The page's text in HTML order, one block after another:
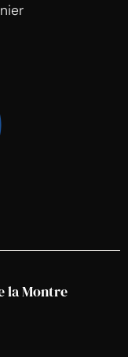
la Montre